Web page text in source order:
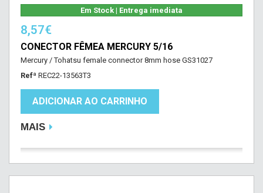
Em Stock | Entrega imediata
8,57€
CONECTOR FÊMEA MERCURY 5/16
Mercury / Tohatsu female connector 8mm hose GS31027
Refª REC22-13563T3
ADICIONAR AO CARRINHO
MAIS